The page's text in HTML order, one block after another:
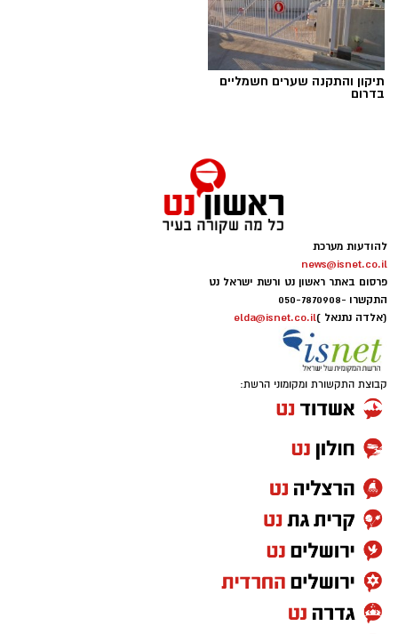
תיקון והתקנה שערים חשמליים
בדרום
להודעות מערכת
news@isnet.co.il
פרסום באתר ראשון נט ורשת ישראל נט
התקשרו -050-7870908
(אלדה נתנאל )elda@isnet.co.il
קבוצת התקשורת ומקומוני הרשת: